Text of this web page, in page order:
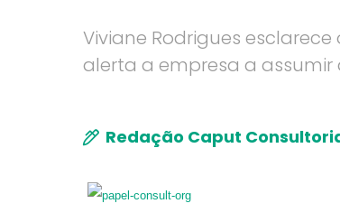
Viviane Rodrigues
alerta a empresa a assumir
Redação Caput